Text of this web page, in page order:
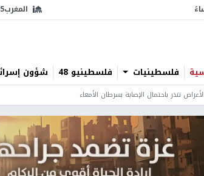
المغرب
فلسطينيات فلسطينيو 48 شؤون
تنذر باحتمال الإصابة بسرطان الأمعاء